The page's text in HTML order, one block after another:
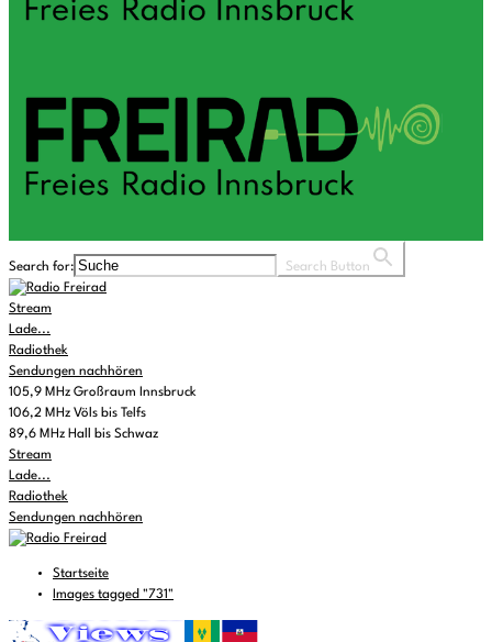
Search for: Search Button
Stream
Lade...
Radiothek
Sendungen nachhören
105,9 MHz Großraum Innsbruck
106,2 MHz Völs bis Telfs
89,6 MHz Hall bis Schwaz
Stream
Lade...
Radiothek
Sendungen nachhören
Startseite
Images tagged "731"